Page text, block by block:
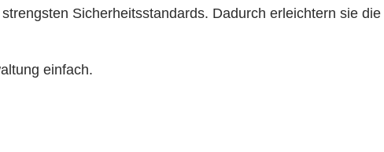
Sicherheitsstandards. Dadurch erleichtern sie die
einfach.